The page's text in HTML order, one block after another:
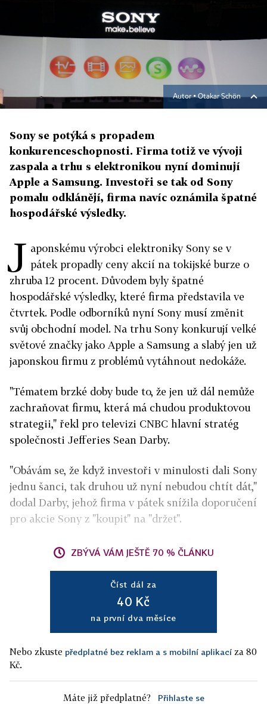
Autor ▪Otakar Schön
Sony se potýká s propadem
konkurenceschopnosti. Firma totiž ve vývoji
zaspala a trhu s elektronikou nyní dominují
Apple a Samsung. Investoři se tak od Sony
pomalu odklánějí, firma navíc oznámila špatné
hospodářské výsledky.
J aponskému výrobci elektroniky Sony se v
pátek propadly ceny akcií na tokijské burze o
zhruba 12 procent. Důvodem byly špatné
hospodářské výsledky, které firma představila ve
čtvrtek. Podle odborníků nyní Sony musí změnit
svůj obchodní model. Na trhu Sony konkurují velké
světové značky jako Apple a Samsung a slabý jen už
japonskou firmu z problémů vytáhnout nedokáže.
"Tématem brzké doby bude to, že jen už dál nemůže
zachraňovat firmu, která má chudou produktovou
strategii," řekl pro televizi CNBC hlavní stratég
společnosti Jefferies Sean Darby.
"Obávám se, že když investoři v minulosti dali Sony
jednu šanci, tak druhou už nyní nebudou chtít dát,"
dodal Darby, jehož firma v pátek snížila doporučení
pro akcie Sony z "koupit" na "držet".
ZBÝVÁ VÁM JEŠTĚ 70 % ČLÁNKU
Číst dál za
40 Kč
na první dva měsíce
Nebo zkuste předplatné bez reklam a s mobilní aplikací za 80
Kč.
Máte již předplatné? Přihlaste se